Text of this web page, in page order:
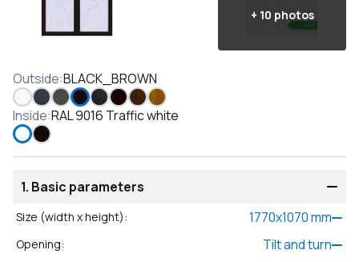
+ 10 photos
Outside:BLACK_BROWN
Inside:RAL 9016 Traffic white
1. Basic parameters
Size (width x height): 1770x1070mm
Opening: Tilt and turn